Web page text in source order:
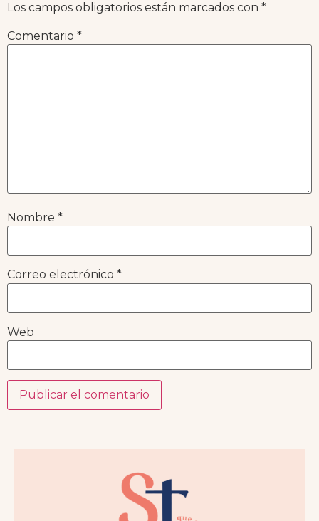
Los campos obligatorios están marcados con *
Comentario *
Nombre *
Correo electrónico *
Web